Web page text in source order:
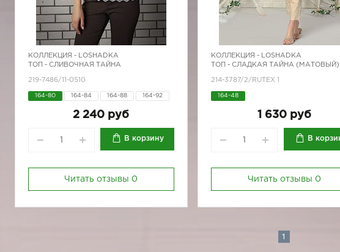
КОЛЛЕКЦИЯ - LOSHADKA
ТОП - СЛИВОЧНАЯ ТАЙНА
219-7486/11-0510
164-80 164-84 164-88 164-92
2 240 руб
В корзину
Читать отзывы 0
КОЛЛЕКЦИЯ - LOSHADKA
ТОП - СЛАДКАЯ ТАЙНА (МАТОВЫЙ)
214-3787/2/RUTEX 1
164-48
1 630 руб
В
Читать отзывы 0
1